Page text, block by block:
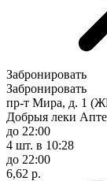
Забронировать
Забронировать
пр-т Мира, д. 1
Добрыя леки
до 22:00
4 шт. в 10:28
до 22:00
6,62 р.